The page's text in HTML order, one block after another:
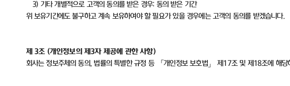
3) 기타 개별적으로 고객의 동의를 받은 경우: 동의 받은 기간
위 보유기간에도 불구하고 계속 보유하여야 할 필요가 있을 경우에는 고객의 동의를 받겠습니다.
제 3조 (개인정보의 제3자 제공에 관한 사항)
회사는 정보주체의 동의, 법률의 특별한 규정 등 「개인정보 보호법」 제 17조 및 제 18조에 해당